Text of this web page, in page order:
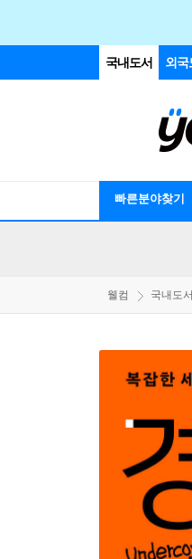
국내도서 외국
빠른분야찾기
웰컴 국내도서